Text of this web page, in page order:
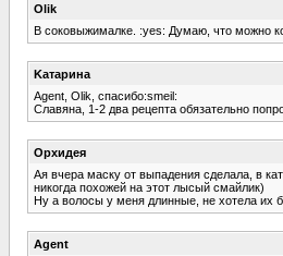
Olik
В соковыжималке. :yes: Думаю, что можно
Kатарина
Agent, Olik, спасибо:smeil:
Славяна, 1-2 два рецепта обязательно
Орхидея
Ая вчера маску от выпадения сделала, в
никогда похожей на этот лысый смайлик)
Ну а волосы у меня длинные, не хотела их
Agent